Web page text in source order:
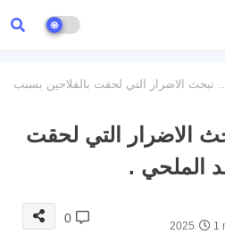
تبحث الاضرار التي لحقت بالفلاحين بسبب
الاضرار التي لحقت
الملحي .
1
0